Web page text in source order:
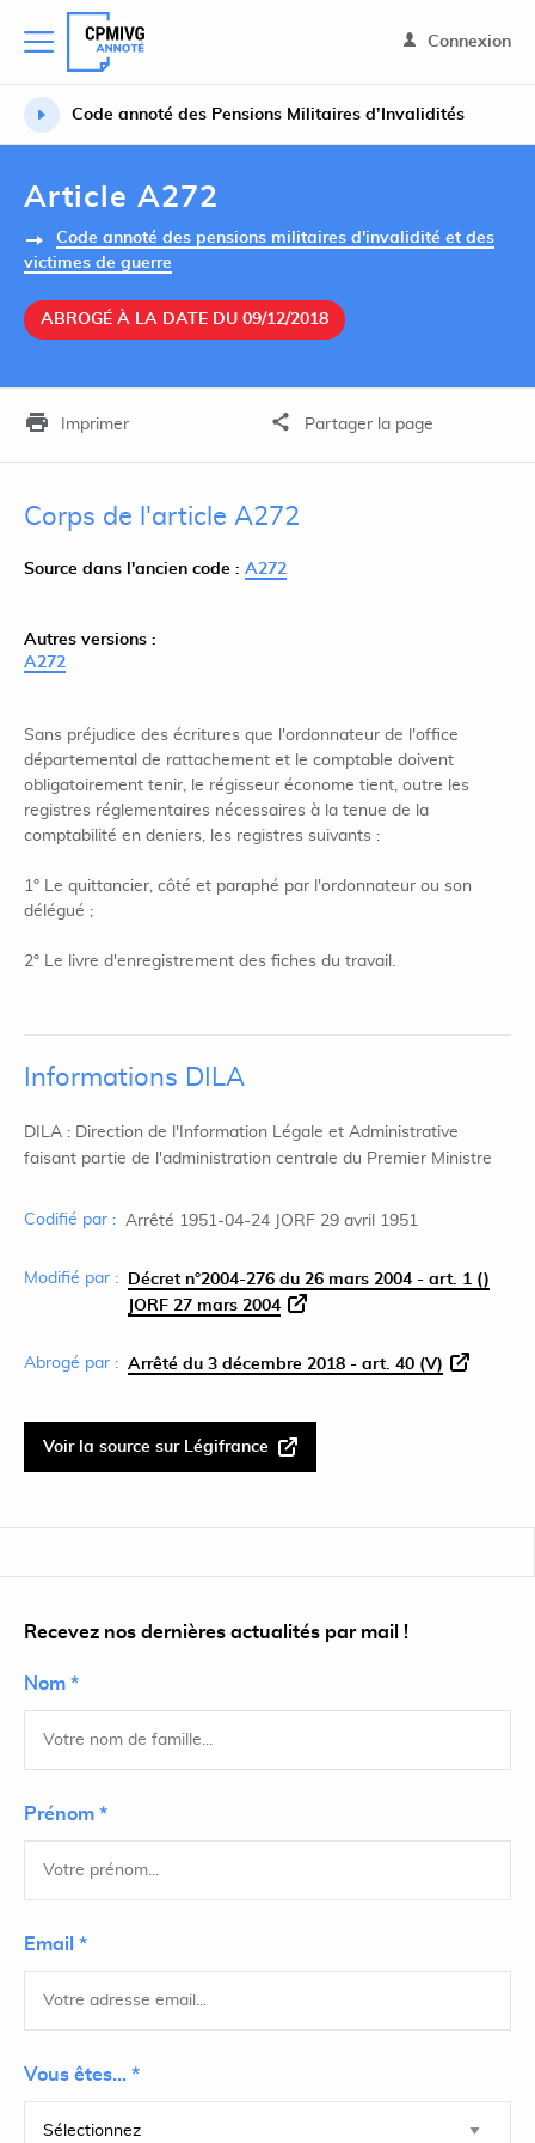
Connexion
Code annoté des Pensions Militaires d’Invalidités
Article A272
Code annoté des pensions militaires d'invalidité et des
victimes de guerre
ABROGÉ À LA DATE DU 09/12/2018
Imprimer Partager la page
Corps de l'article A272
Source dans l'ancien code : A272
Autres versions :
A272
Sans préjudice des écritures que l'ordonnateur de l'office
départemental de rattachement et le comptable doivent
obligatoirement tenir, le régisseur économe tient, outre les
registres réglementaires nécessaires à la tenue de la
comptabilité en deniers, les registres suivants :
1° Le quittancier, côté et paraphé par l'ordonnateur ou son
délégué ;
2° Le livre d'enregistrement des fiches du travail.
Informations DILA
DILA : Direction de l'Information Légale et Administrative
faisant partie de l'administration centrale du Premier Ministre
Codifié par : Arrêté 1951-04-24 JORF 29 avril 1951
Modifié par :
Décret n°2004-276 du 26 mars 2004 - art. 1 ()
JORF 27 mars 2004
Abrogé par : Arrêté du 3 décembre 2018 - art. 40 (V)
Voir la source sur Légifrance
Recevez nos dernières actualités par mail !
Nom *
Prénom *
Email *
Vous êtes... *